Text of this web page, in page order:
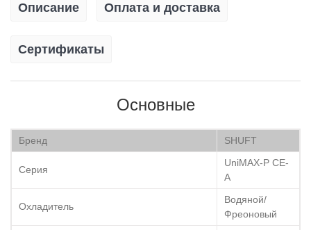
Описание Оплата и доставка
Сертификаты
Основные
Бренд SHUFT
Серия
UniMAX-P CE-
A
Охладитель
Водяной/
Фреоновый